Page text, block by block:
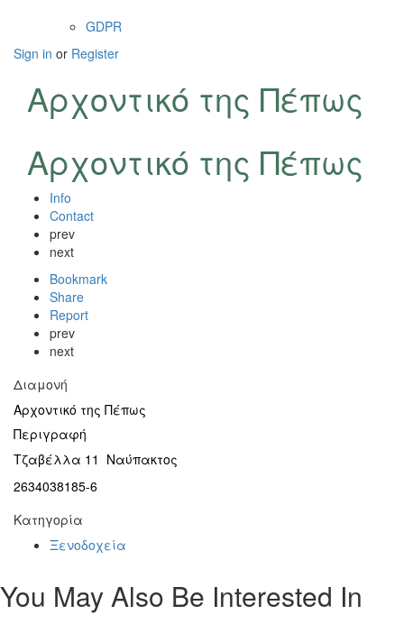
GDPR
Sign in or Register
Αρχοντικό της Πέπως
Αρχοντικό της Πέπως
Info
Contact
prev
next
Bookmark
Share
Report
prev
next
Διαμονή
Αρχοντικό της Πέπως
Περιγραφή
Τζαβέλλα 11 Ναύπακτος
2634038185-6
Κατηγορία
Ξενοδοχεία
You May Also Be Interested In